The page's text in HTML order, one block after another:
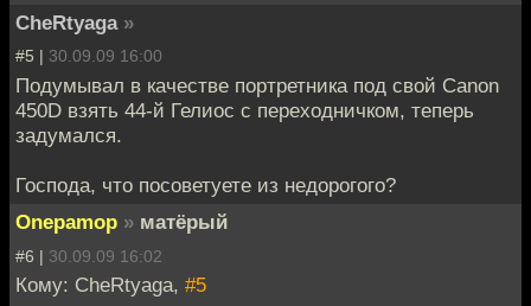
CheRtyaga »
#5 | 30.09.09 16:00
Подумывал в качестве портретника под свой Canon
450D взять 44-й Гелиос с переходничком, теперь
задумался.
Господа, что посоветуете из недорогого?
Onepamop » матёрый
#6 | 30.09.09 16:02
Кому: CheRtyaga, #5